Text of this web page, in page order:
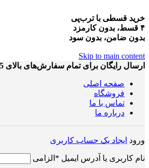
خرید قسطی با ترب‌پی
۴ قسط، بدون کارمزد
بدون ضامن، بدون سود
Skip to main content
ارسال رایگان برای تمام سفارش‌های بالای 5 میلون تومان
صفحه اصلی
فروشگاه
تماس با ما
درباره ما
ورود ایجاد یک حساب کاربری
نام کاربری یا آدرس ایمیل * الزامی